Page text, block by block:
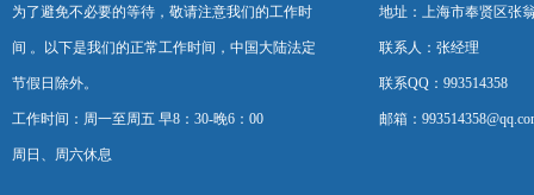
为了避免不必要的等待，敬请注意我们的工作时
间 。以下是我们的正常工作时间，中国大陆法定
节假日除外。
工作时间：周一至周五 早8：30-晚6：00
周日、周六休息
地址：上海市奉贤区张
联系人：张经理
联系QQ：993514358
邮箱：